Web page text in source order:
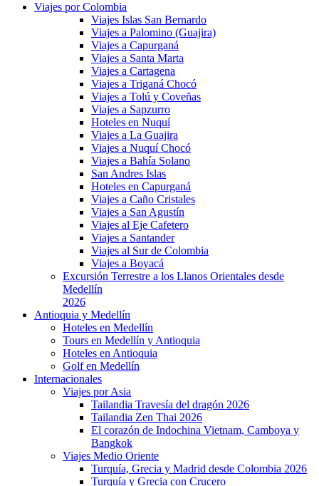
Viajes por Colombia
Viajes Islas San Bernardo
Viajes a Palomino (Guajira)
Viajes a Capurganá
Viajes a Santa Marta
Viajes a Cartagena
Viajes a Triganá Chocó
Viajes a Tolú y Coveñas
Viajes a Sapzurro
Hoteles en Nuquí
Viajes a La Guajira
Viajes a Nuquí Chocó
Viajes a Bahía Solano
San Andres Islas
Hoteles en Capurganá
Viajes a Caño Cristales
Viajes a San Agustín
Viajes al Eje Cafetero
Viajes a Santander
Viajes al Sur de Colombia
Viajes a Boyacá
Excursión Terrestre a los Llanos Orientales desde
Medellín
2026
Antioquia y Medellín
Hoteles en Medellín
Tours en Medellín y Antioquia
Hoteles en Antioquia
Golf en Medellín
Internacionales
Viajes por Asia
Tailandia Travesía del dragón 2026
Tailandia Zen Thai 2026
El corazón de Indochina Vietnam, Camboya y
Bangkok
Viajes Medio Oriente
Turquía, Grecia y Madrid desde Colombia 2026
Turquía y Grecia con Crucero